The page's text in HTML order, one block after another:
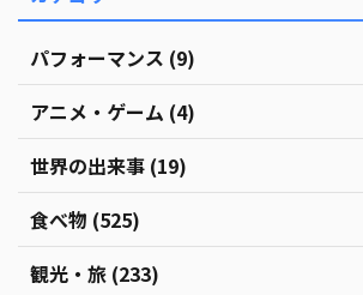
パフォーマンス (9)
アニメ・ゲーム (4)
世界の出来事 (19)
食べ物 (525)
観光・旅 (233)